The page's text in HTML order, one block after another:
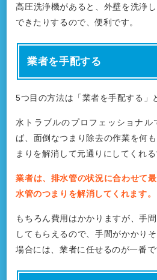
高圧洗浄機があると、外壁を洗浄
できたりするので、便利です。
業者を手配する
5つ目の方法は「業者を手配する」
水トラブルのプロフェッショナル
ば、面倒なつまり除去の作業を何
まりを解消して元通りにしてくれる
業者は、排水管の状況に合わせて
水管のつまりを解消してくれます。
もちろん費用はかかりますが、手
してもらえるので、手間がかかり
場合には、業者に任せるのが一番で